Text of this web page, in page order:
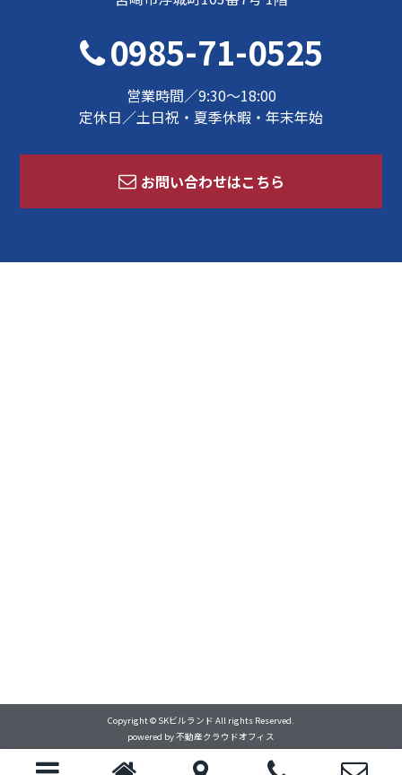
0985-71-0525
営業時間／9:30～18:00
定休日／土日祝・夏季休暇・年末年始
お問い合わせはこちら
Copyright © SKビルランド All rights Reserved.
powered by 不動産クラウドオフィス